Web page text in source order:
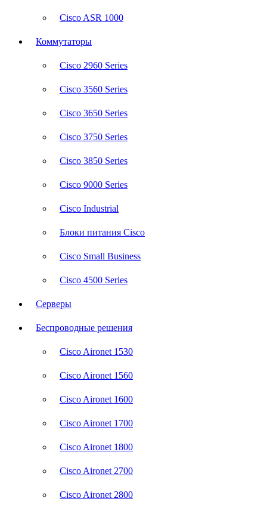
Cisco ASR 1000
Коммутаторы
Cisco 2960 Series
Cisco 3560 Series
Cisco 3650 Series
Cisco 3750 Series
Cisco 3850 Series
Cisco 9000 Series
Cisco Industrial
Блоки питания Cisco
Cisco Small Business
Cisco 4500 Series
Серверы
Беспроводные решения
Cisco Aironet 1530
Cisco Aironet 1560
Cisco Aironet 1600
Cisco Aironet 1700
Cisco Aironet 1800
Cisco Aironet 2700
Cisco Aironet 2800